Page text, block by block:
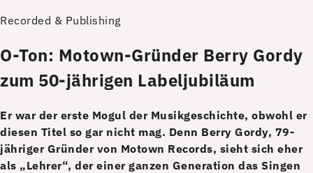
Recorded & Publishing
O-Ton: Motown-Gründer Berry Gordy
zum 50-jährigen Labeljubiläum
Er war der erste Mogul der Musikgeschichte, obwohl er
diesen Titel so gar nicht mag. Denn Berry Gordy, 79-
jähriger Gründer von Motown Records, sieht sich eher
als „Lehrer“, der einer ganzen Generation das Singen